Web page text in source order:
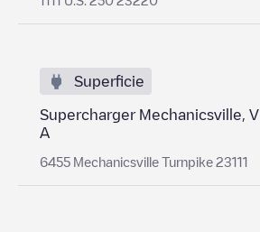
Superficie
Supercharger Mechanicsville, V
A
6455 Mechanicsville Turnpike 23111